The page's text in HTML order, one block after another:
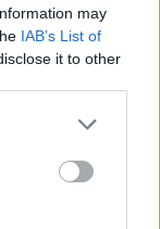
may
IAB’s List of
it to other